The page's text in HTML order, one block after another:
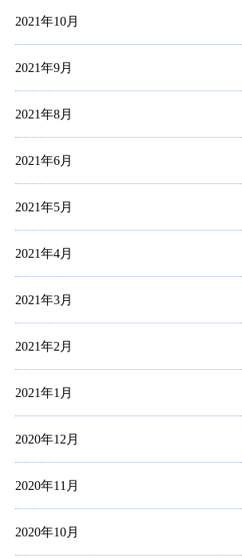
2021年10月
2021年9月
2021年8月
2021年6月
2021年5月
2021年4月
2021年3月
2021年2月
2021年1月
2020年12月
2020年11月
2020年10月